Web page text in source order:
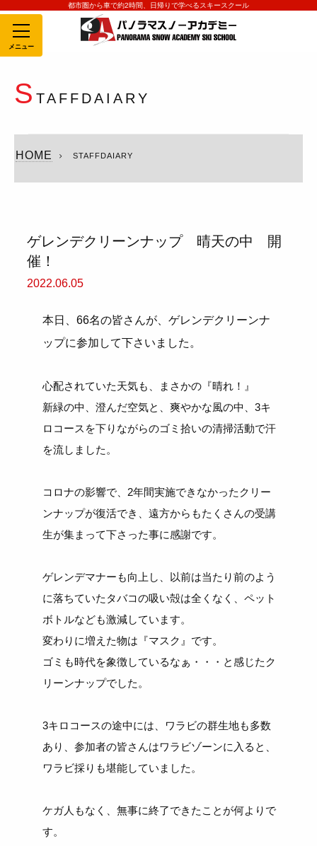
都市圏から車で約2時間、日帰りで学べるスキースクール
MENU
S TAFFDAIARY
HOME STAFFDAIARY
ゲレンデクリーンナップ 晴天の中 開
催！
2022.06.05
本日、66名の皆さんが、ゲレンデクリーンナ
ップに参加して下さいました。
心配されていた天気も、まさかの『晴れ！』
新緑の中、澄んだ空気と、爽やかな風の中、3キ
ロコースを下りながらのゴミ拾いの清掃活動で汗
を流しました。
コロナの影響で、2年間実施できなかったクリー
ンナップが復活でき、遠方からもたくさんの受講
生が集まって下さった事に感謝です。
ゲレンデマナーも向上し、以前は当たり前のよう
に落ちていたタバコの吸い殻は全くなく、ペット
ボトルなども激減しています。
変わりに増えた物は『マスク』です。
ゴミも時代を象徴しているなぁ・・・と感じたク
リーンナップでした。
3キロコースの途中には、ワラビの群生地も多数
あり、参加者の皆さんはワラビゾーンに入ると、
ワラビ採りも堪能していました。
ケガ人もなく、無事に終了できたことが何よりで
す。